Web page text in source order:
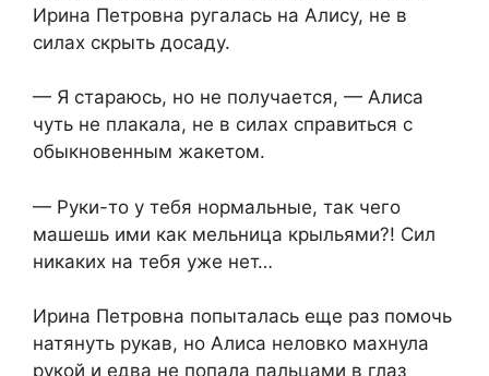
Ирина Петровна ругалась на Алису, не в
силах скрыть досаду.
— Я стараюсь, но не получается, — Алиса
чуть не плакала, не в силах справиться с
обыкновенным жакетом.
— Руки-то у тебя нормальные, так чего
машешь ими как мельница крыльями?! Сил
никаких на тебя уже нет…
Ирина Петровна попыталась еще раз помочь
натянуть рукав, но Алиса неловко махнула
рукой и едва не попала пальцами в глаз